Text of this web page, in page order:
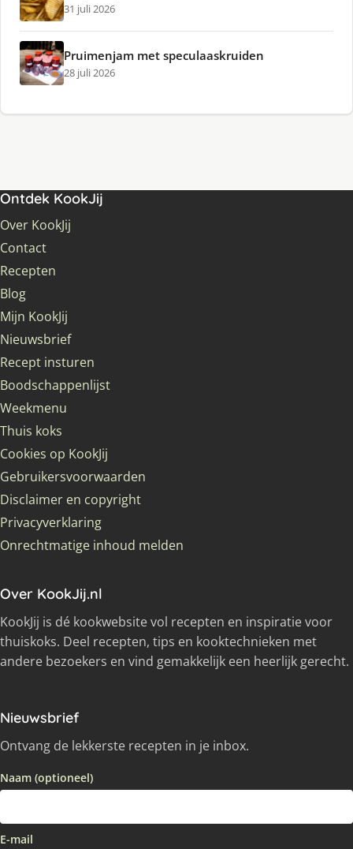
31 juli 2026
Pruimenjam met speculaaskruiden
28 juli 2026
Ontdek KookJij
Over KookJij
Contact
Recepten
Blog
Mijn KookJij
Nieuwsbrief
Recept insturen
Boodschappenlijst
Weekmenu
Thuis koks
Cookies op KookJij
Gebruikersvoorwaarden
Disclaimer en copyright
Privacyverklaring
Onrechtmatige inhoud melden
Over KookJij.nl
KookJij is dé kookwebsite vol recepten en inspiratie voor
thuiskoks. Deel recepten, tips en kooktechnieken met
andere bezoekers en vind gemakkelijk een heerlijk gerecht.
Nieuwsbrief
Ontvang de lekkerste recepten in je inbox.
Naam (optioneel)
E-mail